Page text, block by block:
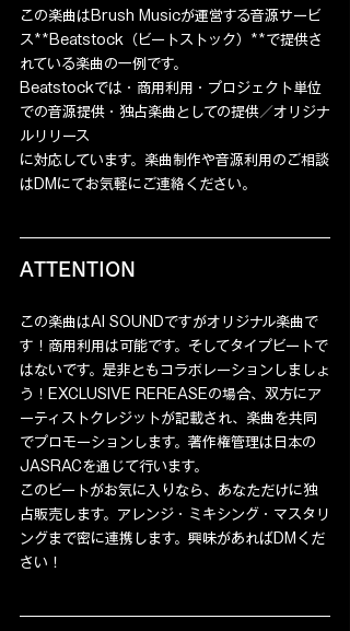
この楽曲はBrush Musicが運営する音源サービ
ス**Beatstock（ビートストック）**で提供さ
れている楽曲の一例です。
Beatstockでは・商用利用・プロジェクト単位
での音源提供・独占楽曲としての提供／オリジナ
ルリリース
に対応しています。楽曲制作や音源利用のご相談
はDMにてお気軽にご連絡ください。
ATTENTION
この楽曲はAI SOUNDですがオリジナル楽曲で
す！商用利用は可能です。そしてタイプビートで
はないです。是非ともコラボレーションしましょ
う！EXCLUSIVE REREASEの場合、双方にア
ーティストクレジットが記載され、楽曲を共同
でプロモーションします。著作権管理は日本の
JASRACを通じて行います。
このビートがお気に入りなら、あなただけに独
占販売します。アレンジ・ミキシング・マスタリ
ングまで密に連携します。興味があればDMくだ
さい！